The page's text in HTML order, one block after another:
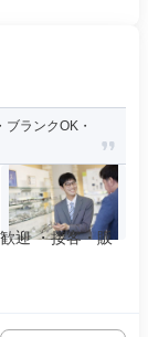
ランクOK・
迎 ・接客・販